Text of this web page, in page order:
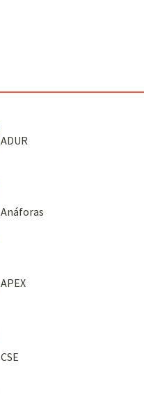
ADUR
Anáforas
APEX
CSE